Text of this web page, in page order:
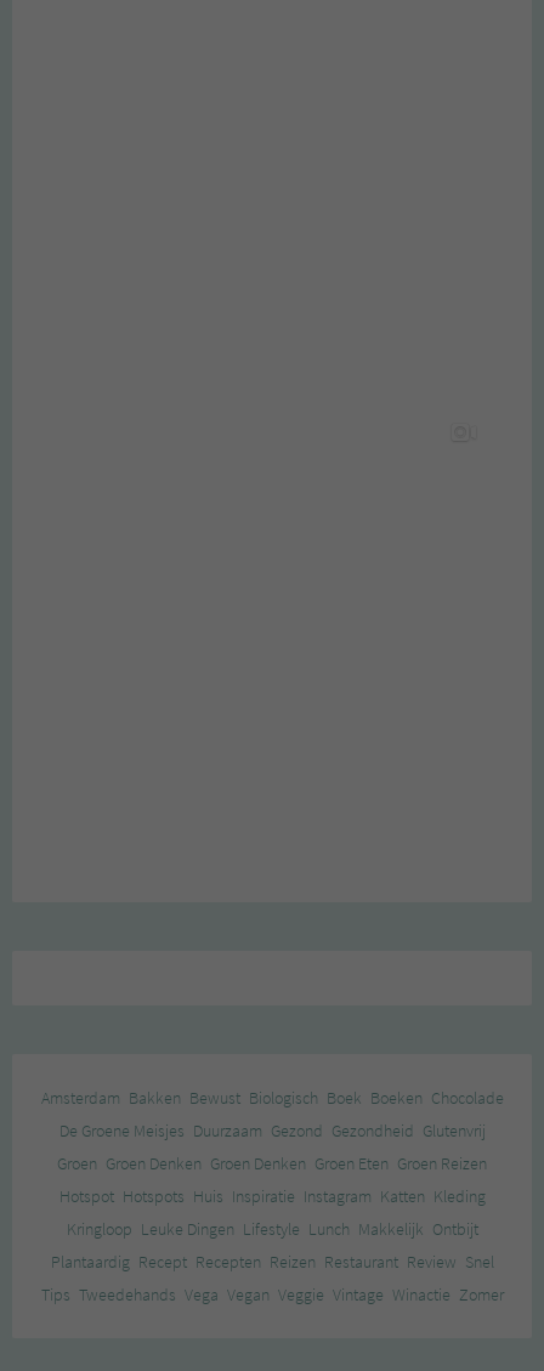
Amsterdam Bakken Bewust Biologisch Boek Boeken Chocolade
De Groene Meisjes Duurzaam Gezond Gezondheid Glutenvrij
Groen Groen Denken Groen Denken Groen Eten Groen Reizen
Hotspot Hotspots Huis Inspiratie Instagram Katten Kleding
Kringloop Leuke Dingen Lifestyle Lunch Makkelijk Ontbijt
Plantaardig Recept Recepten Reizen Restaurant Review Snel
Tips Tweedehands Vega Vegan Veggie Vintage Winactie Zomer